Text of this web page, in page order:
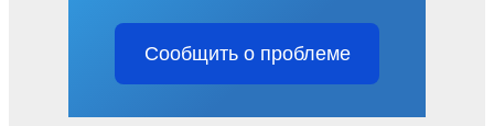
Сообщить о проблеме